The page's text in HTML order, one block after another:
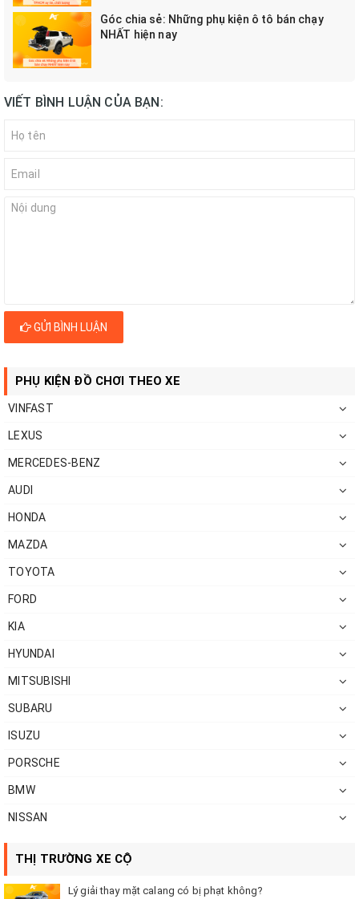
Góc chia sẻ: Những phụ kiện ô tô bán chạy
NHẤT hiện nay
VIẾT BÌNH LUẬN CỦA BẠN:
GỬI BÌNH LUẬN
PHỤ KIỆN ĐỒ CHƠI THEO XE
VINFAST
LEXUS
MERCEDES-BENZ
AUDI
HONDA
MAZDA
TOYOTA
FORD
KIA
HYUNDAI
MITSUBISHI
SUBARU
ISUZU
PORSCHE
BMW
NISSAN
THỊ TRƯỜNG XE CỘ
Lý giải thay mặt calang có bị phạt không?